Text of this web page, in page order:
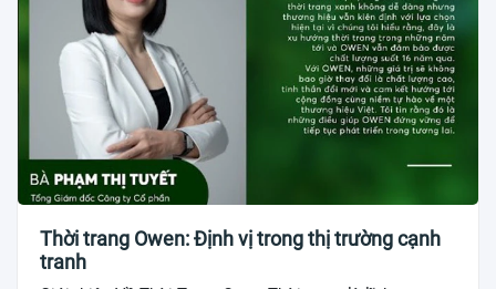
Thời trang Owen: Định vị trong thị trường cạnh
tranh